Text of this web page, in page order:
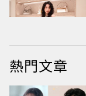
熱門文章